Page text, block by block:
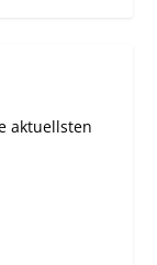
aktuellsten